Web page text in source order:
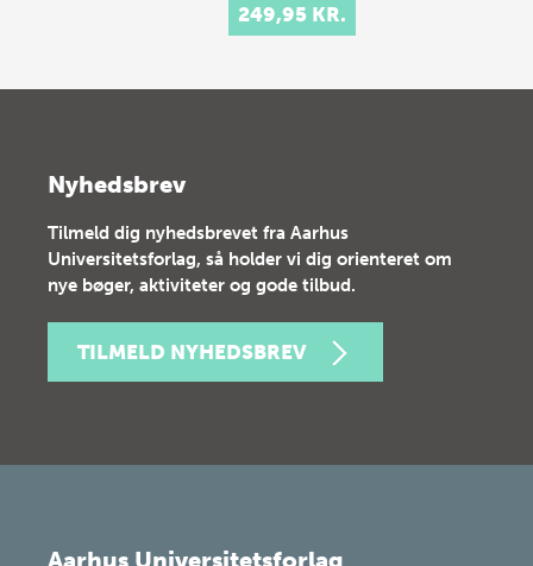
249,95 KR.
Nyhedsbrev
Tilmeld dig nyhedsbrevet fra Aarhus
Universitetsforlag, så holder vi dig orienteret om
nye bøger, aktiviteter og gode tilbud.
TILMELD NYHEDSBREV
Aarhus Universitetsforlag